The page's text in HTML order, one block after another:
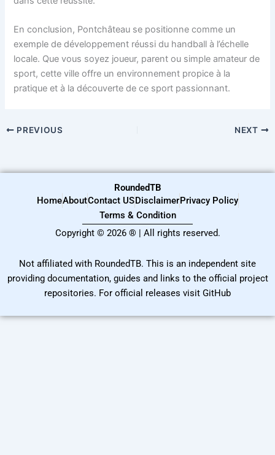
En conclusion, Pontchâteau se positionne comme un
exemple de développement réussi du handball à l’échelle
locale. Que vous soyez joueur, parent ou simple amateur de
sport, cette ville offre un environnement propice à la
pratique et à la découverte de ce sport passionnant.
PREVIOUS NEXT
RoundedTB
HomeAboutContact USDisclaimerPrivacy Policy
Terms & Condition
Copyright © 2026 ® | All rights reserved.
Not affiliated with RoundedTB. This is an independent site
providing documentation, guides and links to the official project
repositories. For official releases visit GitHub